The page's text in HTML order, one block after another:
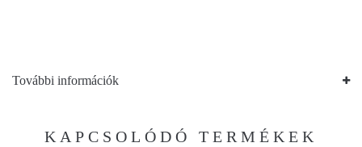
További információk
KAPCSOLÓDÓ TERMÉKEK